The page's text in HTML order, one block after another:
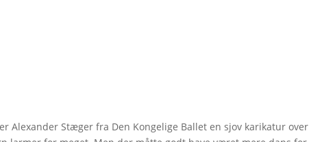
Alexander Stæger fra Den Kongelige Ballet en sjov karikatur over